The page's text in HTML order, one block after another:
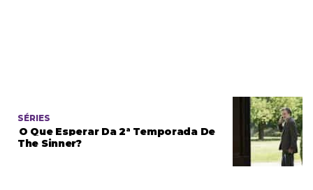
SÉRIES
O Que Esperar Da 2ª Temporada De
The Sinner?